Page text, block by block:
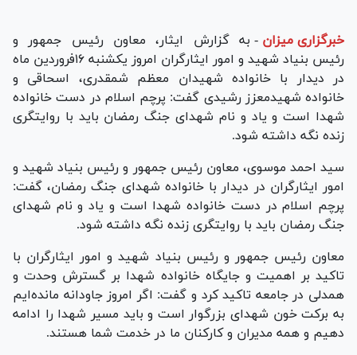
خبرگزاری میزان - به گزارش ایثار، معاون رئیس جمهور و
رئیس بنیاد شهید و امور ایثارگران امروز یکشنبه ۱۶فروردین ماه
در دیدار با خانواده شهیدان معظم شمقدری، اسحاقی و
خانواده شهیدمعزز رشیدی گفت: پرچم اسلام در دست خانواده
شهدا است و یاد و نام شهدای جنگ رمضان باید با روایتگری
زنده نگه داشته شود.
سید احمد موسوی، معاون رئیس جمهور و رئیس بنیاد شهید و
امور ایثارگران در دیدار با خانواده شهدای جنگ رمضان، گفت:
پرچم اسلام در دست خانواده شهدا است و یاد و نام شهدای
جنگ رمضان باید با روایتگری زنده نگه داشته شود.
معاون رئیس جمهور و رئیس بنیاد شهید و امور ایثارگران با
تاکید بر اهمیت و جایگاه خانواده شهدا بر گسترش وحدت و
همدلی در جامعه تاکید کرد و گفت: اگر امروز جاودانه مانده‌ایم
به برکت خون شهدای بزرگوار است و باید مسیر شهدا را ادامه
دهیم و همه مدیران و کارکنان ما در خدمت شما هستند.